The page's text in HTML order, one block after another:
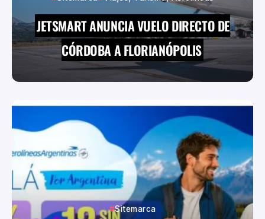
JETSMART ANUNCIA VUELO DIRECTO DE
CÓRDOBA A FLORIANÓPOLIS
Sitemarca